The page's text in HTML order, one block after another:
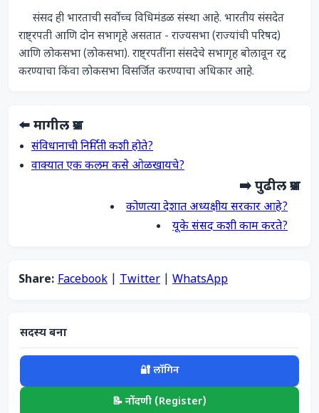
राष्ट्रपती आणि दोन सभागृहे असतात - राज्यसभा (राज्यांची परिषद)
आणि लोकसभा (लोकसभा). राष्ट्रपतींना संसदेचे सभागृह बोलावून रद्द
करण्याचा किंवा लोकसभा विसर्जित करण्याचा अधिकार आहे.
⬅️ मागील प्रश्न
संविधानाची निर्मिती कशी होते?
वाक्यात एक कलम कसे ओळखायचे?
➡️ पुढील प्रश्न
कोणत्या देशात अध्यक्षीय सरकार आहे?
यूके संसद कशी काम करते?
Share: Facebook Twitter WhatsApp
सदस्य बना
🔐 लॉगिन
📝 नोंदणी (Register)